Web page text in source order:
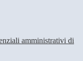
amministrativi di